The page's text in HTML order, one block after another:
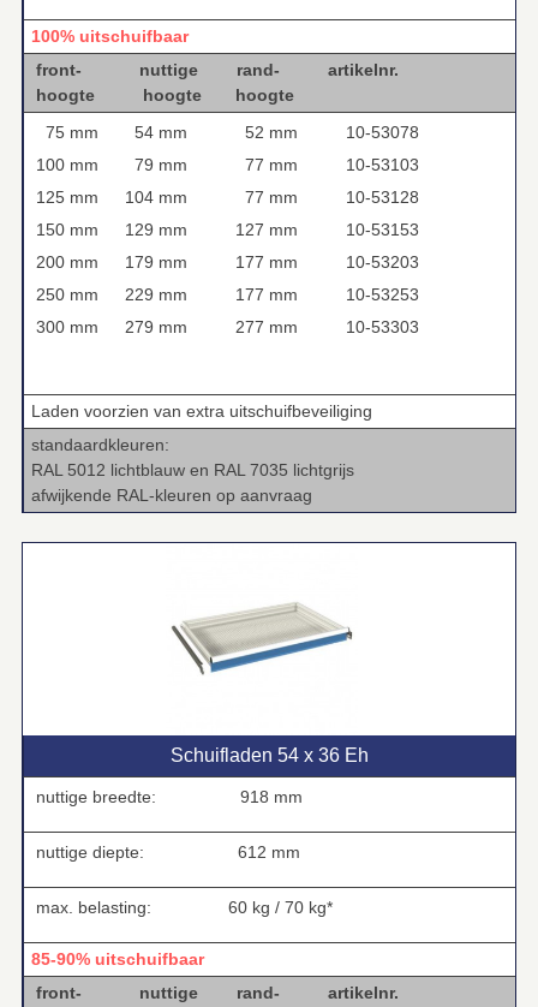
100% uitschuifbaar
front- nuttige rand- artikelnr.
hoogte hoogte hoogte
75 mm
54 mm 52 mm
10-53078
100 mm
79 mm 77 mm
10-53103
125 mm
104 mm 77 mm
10-53128
150 mm
129 mm 127 mm
10-53153
200 mm
179 mm 177 mm
10-53203
250 mm
229 mm 177 mm
10-53253
300 mm
279 mm 277 mm 10-53303
Laden voorzien van extra uitschuifbeveiliging
standaardkleuren:
RAL 5012 lichtblauw en RAL 7035 lichtgrijs
afwijkende RAL-kleuren op aanvraag
Schuifladen 54 x 36 Eh
nuttige breedte: 918 mm
nuttige diepte: 612 mm
max. belasting: 60 kg / 70 kg*
85-90% uitschuifbaar
front- nuttige rand- artikelnr.